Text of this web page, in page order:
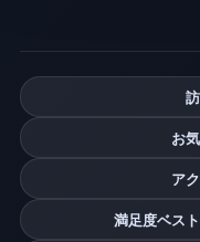
お
ア
満足度ベス